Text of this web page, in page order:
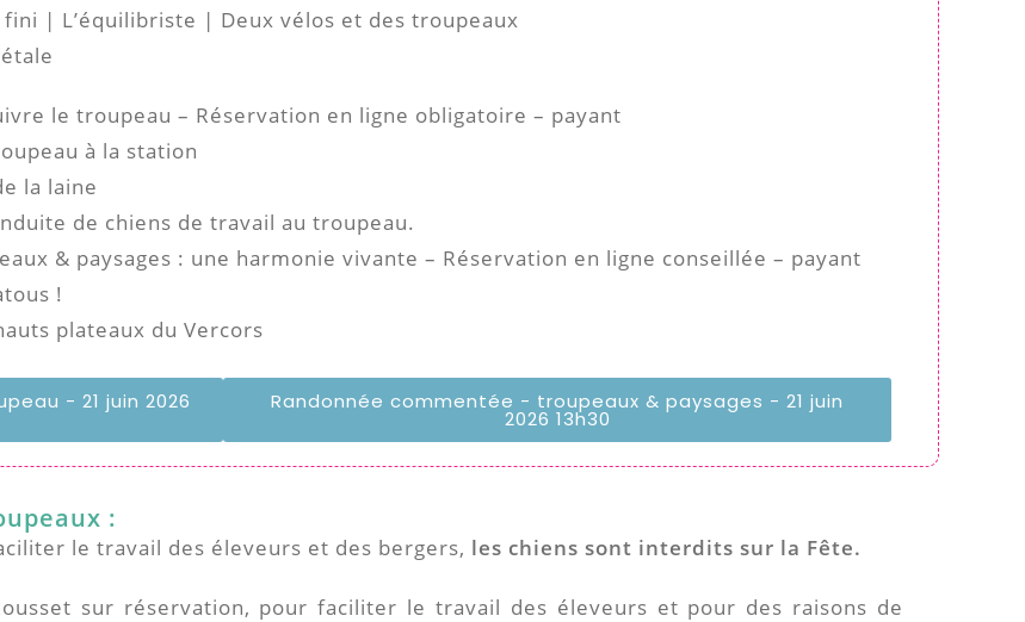
| L’équilibriste | Deux vélos et des troupeaux
le troupeau – Réservation en ligne obligatoire – payant
à la station
la laine
de chiens de travail au troupeau.
& paysages : une harmonie vivante – Réservation en ligne conseillée – payant
!
plateaux du Vercors
- 21 juin 2026 Randonnée commentée - troupeaux & paysages - 21 juin
2026 13h30
:
le travail des éleveurs et des bergers, les chiens sont interdits sur la Fête.
sur réservation, pour faciliter le travail des éleveurs et pour des raisons de